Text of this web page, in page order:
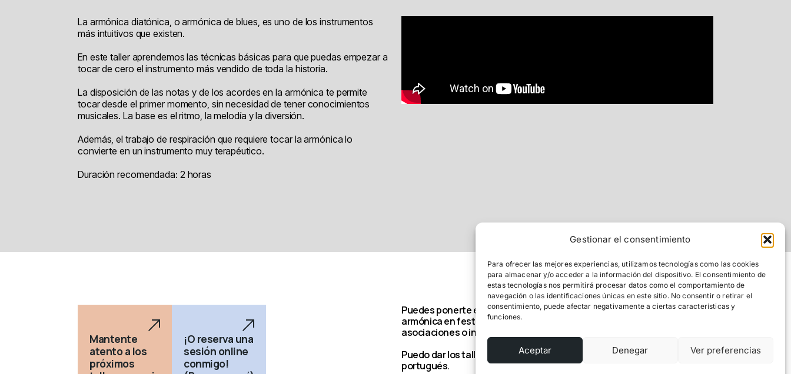
Gestionar el consentimiento
Para ofrecer las mejores experiencias, utilizamos tecnologías como las cookies
para almacenar y/o acceder a la información del dispositivo. El consentimiento de
estas tecnologías nos permitirá procesar datos como el comportamiento de
navegación o las identificaciones únicas en este sitio. No consentir o retirar el
consentimiento, puede afectar negativamente a ciertas características y
funciones.
Aceptar Denegar Ver preferencias
La armónica diatónica, o armónica de blues, es uno de los instrumentos
más intuitivos que existen.
En este taller aprendemos las técnicas básicas para que puedas empezar a
tocar de cero el instrumento más vendido de toda la historia.
La disposición de las notas y de los acordes en la armónica te permite
tocar desde el primer momento, sin necesidad de tener conocimientos
musicales. La base es el ritmo, la melodía y la diversión.
Además, el trabajo de respiración que requiere tocar la armónica lo
convierte en un instrumento muy terapéutico.
Duración recomendada: 2 horas
Mantente
atento a los
próximos
¡O reserva una
sesión online
conmigo!
Puedes ponerte en contacto conmigo para organizar un taller de
armónica en festivales, escuelas de música, centros de yoga,
asociaciones o incluso para un grupo de amig@s!
Puedo dar los talleres en castellano, catalán, inglés, francés y
portugués.